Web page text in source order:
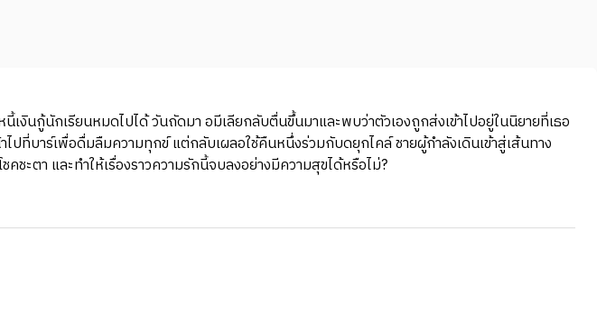
งินกู้นักเรียนหมดไปได้ วันถัดมา อมีเลียกลับตื่นขึ้นมาและพบว่าตัวเองถูกส่งเข้าไปอยู่ในนิยายที่เธอ
ที่บาร์เพื่อดื่มลืมความทุกข์ แต่กลับเผลอใช้คืนหนึ่งร่วมกับดยุกไคล์ ชายผู้กำลังเดินเข้าสู่เส้นทาง
ชะตา และทำให้เรื่องราวความรักนี้จบลงอย่างมีความสุขได้หรือไม่?